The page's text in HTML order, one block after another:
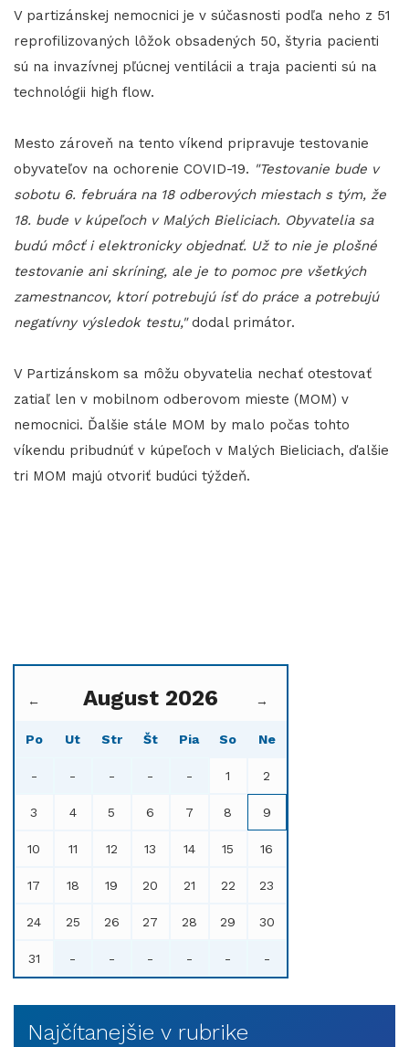
V partizánskej nemocnici je v súčasnosti podľa neho z 51
reprofilizovaných lôžok obsadených 50, štyria pacienti
sú na invazívnej pľúcnej ventilácii a traja pacienti sú na
technológii high flow.
Mesto zároveň na tento víkend pripravuje testovanie
obyvateľov na ochorenie COVID-19. "Testovanie bude v
sobotu 6. februára na 18 odberových miestach s tým, že
18. bude v kúpeľoch v Malých Bieliciach. Obyvatelia sa
budú môcť i elektronicky objednať. Už to nie je plošné
testovanie ani skríning, ale je to pomoc pre všetkých
zamestnancov, ktorí potrebujú ísť do práce a potrebujú
negatívny výsledok testu,"dodal primátor.
V Partizánskom sa môžu obyvatelia nechať otestovať
zatiaľ len v mobilnom odberovom mieste (MOM) v
nemocnici. Ďalšie stále MOM by malo počas tohto
víkendu pribudnúť v kúpeľoch v Malých Bieliciach, ďalšie
tri MOM majú otvoriť budúci týždeň.
← August 2026 →
Po Ut Str Št Pia So Ne
- - - - - 1 2
3 4 5 6 7 8 9
10 11 12 13 14 15 16
17 18 19 20 21 22 23
24 25 26 27 28 29 30
31 - - - - - -
Najčítanejšie v rubrike